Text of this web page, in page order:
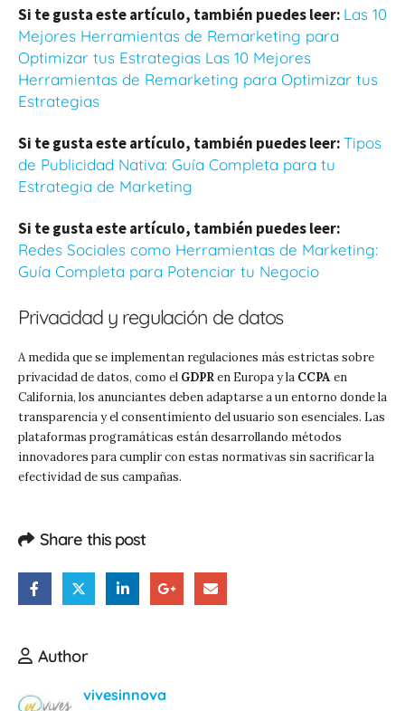
Si te gusta este artículo, también puedes leer: Las 10
Mejores Herramientas de Remarketing para
Optimizar tus Estrategias Las 10 Mejores
Herramientas de Remarketing para Optimizar tus
Estrategias
Si te gusta este artículo, también puedes leer:Tipos
de Publicidad Nativa: Guía Completa para tu
Estrategia de Marketing
Si te gusta este artículo, también puedes leer:
Redes Sociales como Herramientas de Marketing:
Guía Completa para Potenciar tu Negocio
Privacidad y regulación de datos
A medida que se implementan regulaciones más estrictas sobre
privacidad de datos, como el GDPRen Europa y la CCPA en
California, los anunciantes deben adaptarse a un entorno donde la
transparencia y el consentimiento del usuario son esenciales. Las
plataformas programáticas están desarrollando métodos
innovadores para cumplir con estas normativas sin sacrificar la
efectividad de sus campañas.
Share this post
Author
vivesinnova